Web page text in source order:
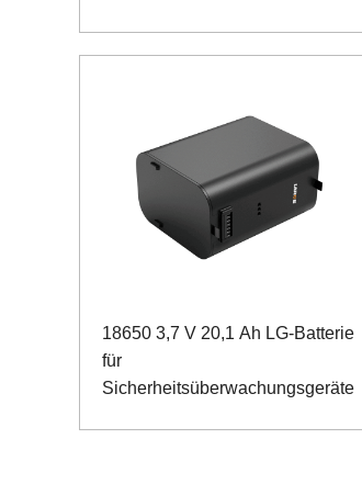
18650 3,7 V 20,1 Ah LG-Batterie
für
Sicherheitsüberwachungsgeräte